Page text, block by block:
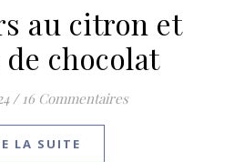
au citron et
chocolat
/ 16 Commentaires
LA SUITE